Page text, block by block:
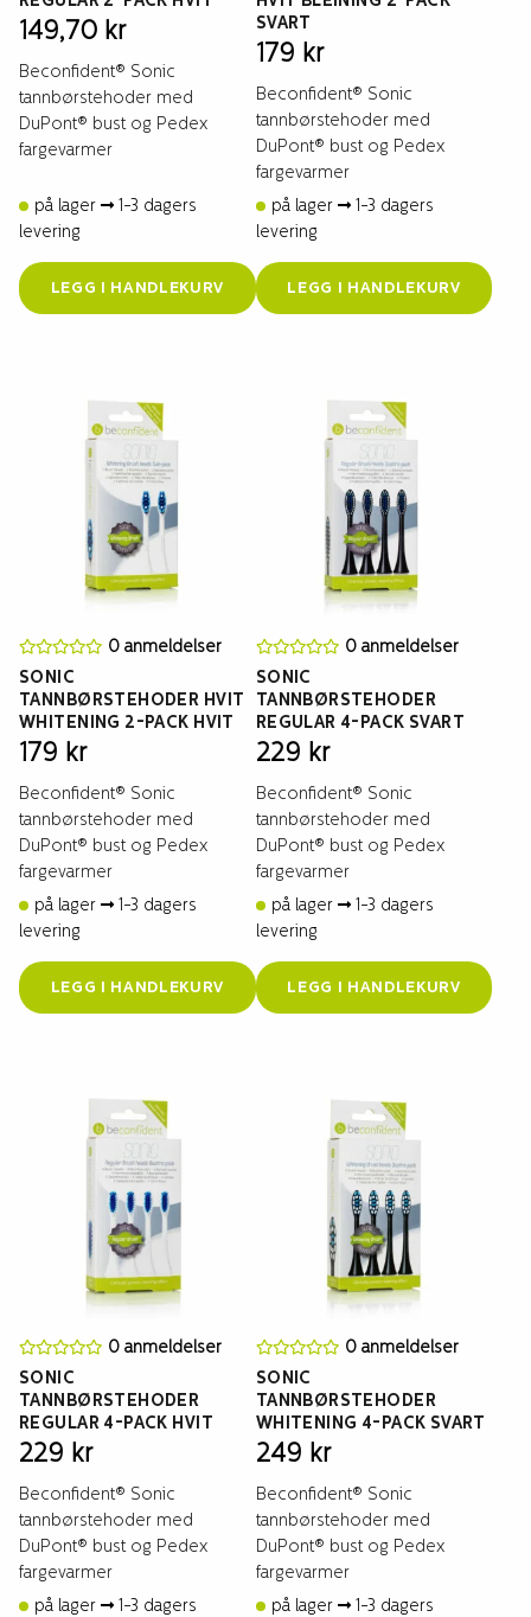
149,70 kr
Beconfident® Sonic
tannbørstehoder med
DuPont® bust og Pedex
fargevarmer
på lager
1-3 dagers
levering
LEGG I HANDLEKURV
SVART
179 kr
Beconfident® Sonic
tannbørstehoder med
DuPont® bust og Pedex
fargevarmer
på lager
1-3 dagers
levering
LEGG I HANDLEKURV
0 anmeldelser
SONIC
TANNBØRSTEHODER HVIT
WHITENING 2-PACK HVIT
179 kr
Beconfident® Sonic
tannbørstehoder med
DuPont® bust og Pedex
fargevarmer
på lager
1-3 dagers
levering
LEGG I HANDLEKURV
0 anmeldelser
SONIC
TANNBØRSTEHODER
REGULAR 4-PACK SVART
229 kr
Beconfident® Sonic
tannbørstehoder med
DuPont® bust og Pedex
fargevarmer
på lager
1-3 dagers
levering
LEGG I HANDLEKURV
0 anmeldelser
SONIC
TANNBØRSTEHODER
REGULAR 4-PACK HVIT
229 kr
Beconfident® Sonic
tannbørstehoder med
DuPont® bust og Pedex
fargevarmer
på lager
1-3 dagers
0 anmeldelser
SONIC
TANNBØRSTEHODER
WHITENING 4-PACK SVART
249 kr
Beconfident® Sonic
tannbørstehoder med
DuPont® bust og Pedex
fargevarmer
på lager
1-3 dagers